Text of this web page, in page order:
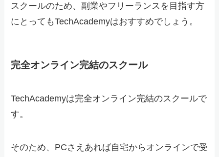
スクールのため、副業やフリーランスを目指す方
にとってもTechAcademyはおすすめでしょう。
完全オンライン完結のスクール
TechAcademyは完全オンライン完結のスクールで
す。
そのため、PCさえあれば自宅からオンラインで受